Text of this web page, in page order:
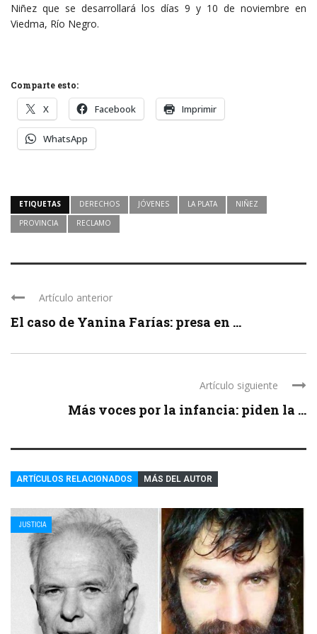
Niñez que se desarrollará los días 9 y 10 de noviembre en
Viedma, Río Negro.
Comparte esto:
X Facebook Imprimir
WhatsApp
ETIQUETAS DERECHOS JÓVENES LA PLATA
NIÑEZ
PROVINCIA
RECLAMO
Artículo anterior
El caso de Yanina Farías: presa en ...
Artículo siguiente
Más voces por la infancia: piden la ...
ARTÍCULOS RELACIONADOS MÁS DEL AUTOR
JUSTICIA